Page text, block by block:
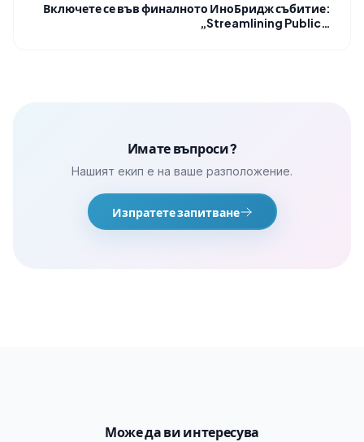
Включете се във финалното ИноБридж събитие:
„Streamlining Public…
Имате въпроси?
Нашият екип е на ваше разположение.
Изпратете запитване
Може да ви интересува